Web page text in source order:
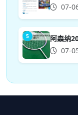
07-
5
阿森纳
07-